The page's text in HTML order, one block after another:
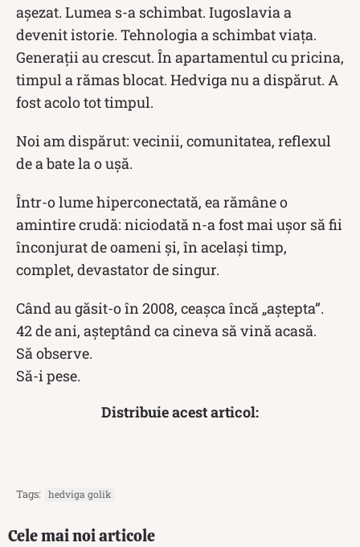
așezat. Lumea s-a schimbat. Iugoslavia a
devenit istorie. Tehnologia a schimbat viața.
Generații au crescut. În apartamentul cu pricina,
timpul a rămas blocat. Hedviga nu a dispărut. A
fost acolo tot timpul.
Noi am dispărut: vecinii, comunitatea, reflexul
de a bate la o ușă.
Într-o lume hiperconectată, ea rămâne o
amintire crudă: niciodată n-a fost mai ușor să fii
înconjurat de oameni și, în același timp,
complet, devastator de singur.
Când au găsit-o în 2008, ceașca încă „aștepta”.
42 de ani, așteptând ca cineva să vină acasă.
Să observe.
Să-i pese.
Distribuie acest articol:
Tags: hedviga golik
Cele mai noi articole